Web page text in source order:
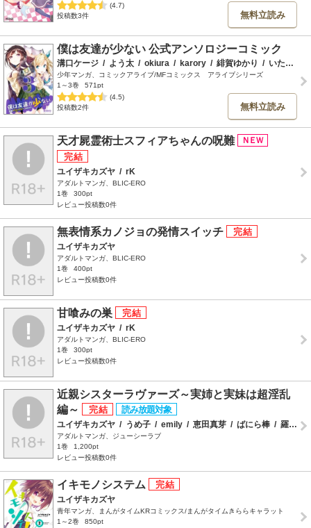
(4.7)
投稿数3件
無料立読み
僕は友達が少ない 公式アンソロジーコミック
溝口ケージ / よう太 / okiura / karory / 緋賀ゆかり / いたち
少年マンガ、コミックアライブ/MFコミックス アライブシリーズ
1～3巻
571pt
(4.5)
投稿数2件
無料立読み
天才屍霊術士スフィアちゃんの呪難
ユイザキカズヤ / rK
アダルトマンガ、BLIC-ERO
1巻
300pt
レビュー投稿数0件
無表情系カノジョの発情スイッチ
ユイザキカズヤ
アダルトマンガ、BLIC-ERO
1巻
400pt
レビュー投稿数0件
甘喰みの巣
ユイザキカズヤ / rK
アダルトマンガ、BLIC-ERO
1巻
300pt
レビュー投稿数0件
近親シスターラヴァーズ～実姉と実妹は超淫乱
編～
ユイザキカズヤ / うめ子 / emily / 恵田真芽 / ばにら棒 / 羅ぶい
アダルトマンガ、ジューシーラブ
1巻
1,200pt
レビュー投稿数0件
イキモノシステム
ユイザキカズヤ
青年マンガ、まんがタイムKRコミックス/まんがタイムきららキャラット
1～2巻
850pt